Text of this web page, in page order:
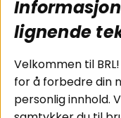
Koblingsguide
subwoofers
Tilkobling av
bilforsterker
Koblingsguide
midbasser
lignende
Velkommen til
for å forbedre din
personlig innhold.